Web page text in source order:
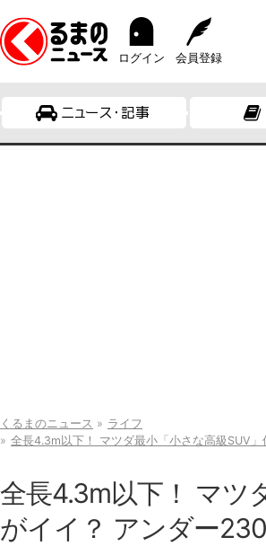
ログイン 会員登録
ニュース・記事
くるまのニュース
ライフ
全長4.3m以下！ マツダ最小「小さな高級SUV
全長4.3m以下！ マツ
がイイ？ アンダー